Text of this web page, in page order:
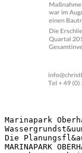
Marinapark
Die
MARINAPARK